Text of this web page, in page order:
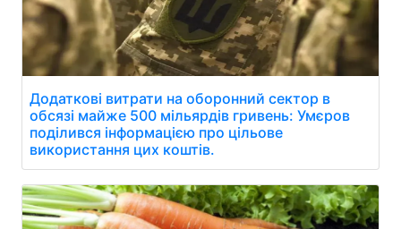
Додаткові витрати на оборонний сектор в
обсязі майже 500 мільярдів гривень: Умєров
поділився інформацією про цільове
використання цих коштів.